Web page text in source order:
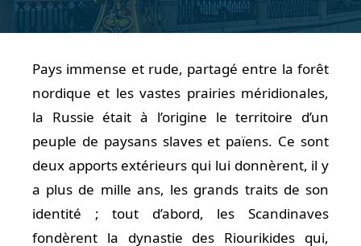
Pays immense et rude, partagé entre la forêt
nordique et les vastes prairies méridionales,
la Russie était à l’origine le territoire d’un
peuple de paysans slaves et païens. Ce sont
deux apports extérieurs qui lui donnèrent, il y
a plus de mille ans, les grands traits de son
identité ; tout d’abord, les Scandinaves
fondèrent la dynastie des Riourikides qui,